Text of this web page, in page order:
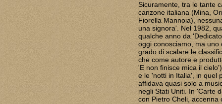
Sicuramente, tra le tante
canzone italiana (Mina,
Fiorella Mannoia),
una signora'. Nel 1982,
qualche anno da
oggi conosciamo, ma uno
grado di scalare le
che come autore e
'E non finisce mica il
e le 'notti in Italia', in quel
affidava quasi solo a
negli Stati Uniti. In 'Carte
con Pietro Cheli, accenna